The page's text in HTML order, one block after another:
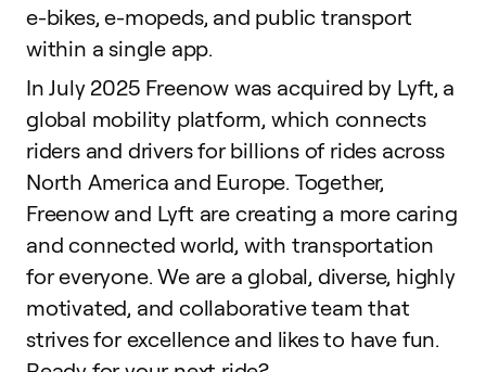
e-bikes, e-mopeds, and public transport
within a single app.
In July 2025 Freenow was acquired by Lyft, a
global mobility platform, which connects
riders and drivers for billions of rides across
North America and Europe. Together,
Freenow and Lyft are creating a more caring
and connected world, with transportation
for everyone. We are a global, diverse, highly
motivated, and collaborative team that
strives for excellence and likes to have fun.